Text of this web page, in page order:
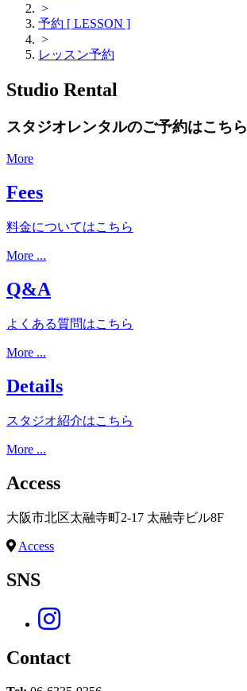
>
予約 [ LESSON ]
>
レッスン予約
Studio Rental
スタジオレンタルのご予約はこちら
More
Fees
料金についてはこちら
More ...
Q&A
よくある質問はこちら
More ...
Details
スタジオ紹介はこちら
More ...
Access
大阪市北区太融寺町2-17 太融寺ビル8F
Access
SNS
Contact